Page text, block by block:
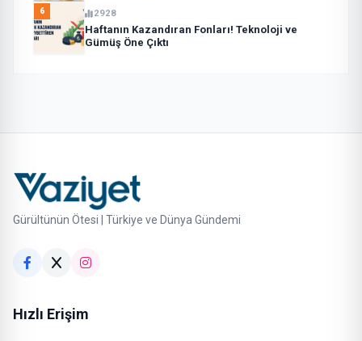
6 2928
Haftanın Kazandıran Fonları! Teknoloji ve
Gümüş Öne Çıktı
Gürültünün Ötesi | Türkiye ve Dünya Gündemi
Hızlı Erişim